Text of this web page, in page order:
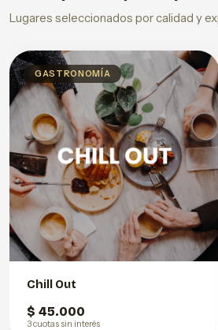
Lugares seleccionados por calidad y
GASTRONOMÍA
Chill Out
$ 45.000
3 cuotas sin interés